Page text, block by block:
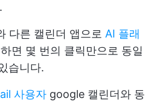
다른 캘린더 앱으로 AI 플래
면 몇 번의 클릭만으로 동일
습니다.
사용자 google 캘린더와 동